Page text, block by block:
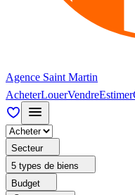
Agence Saint Martin
AcheterLouerVendreEstimer
Secteur
5 types de biens
Budget